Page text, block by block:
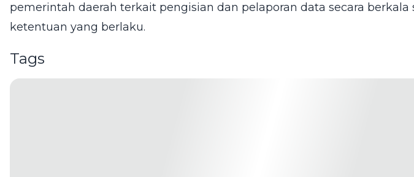
pemerintah daerah terkait pengisian dan pelaporan data secara berkala
ketentuan yang berlaku.
Tags